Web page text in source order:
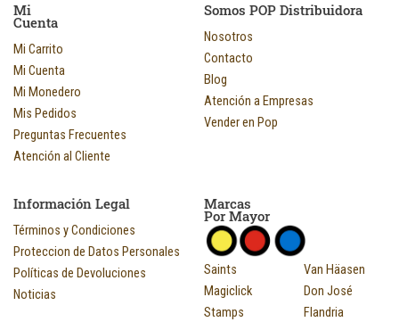
Mi
Cuenta
Mi Carrito
Mi Cuenta
Mi Monedero
Mis Pedidos
Preguntas Frecuentes
Atención al Cliente
Somos POP Distribuidora
Nosotros
Contacto
Blog
Atención a Empresas
Vender en Pop
Información Legal
Términos y Condiciones
Proteccion de Datos Personales
Políticas de Devoluciones
Noticias
Marcas
Por Mayor
Saints
Magiclick
Stamps
Van Häasen
Don José
Flandria